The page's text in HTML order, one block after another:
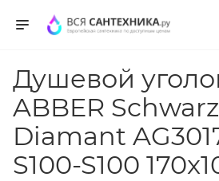
Душевой
ABBER
Diamant
S100-S100